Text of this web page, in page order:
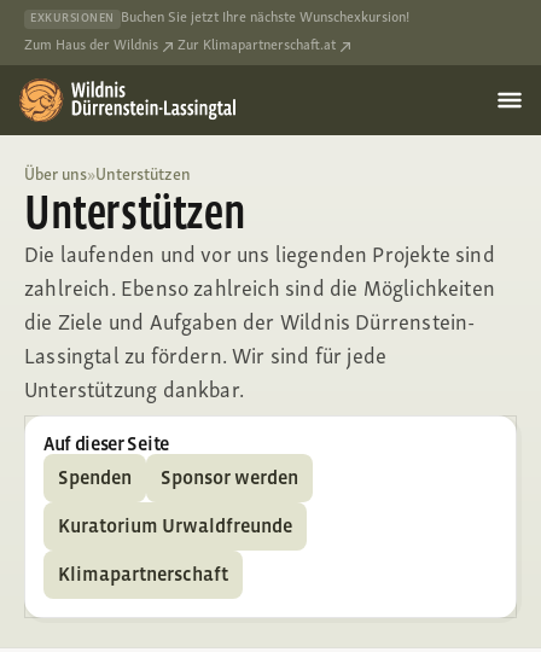
EXKURSIONEN
Buchen Sie jetzt Ihre nächste Wunschexkursion!
Zum Haus der Wildnis
Zur Klimapartnerschaft.at
Über uns»Unterstützen
Unterstützen
Die laufenden und vor uns liegenden Projekte sind
zahlreich. Ebenso zahlreich sind die Möglichkeiten
die Ziele und Aufgaben der Wildnis Dürrenstein-
Lassingtal zu fördern. Wir sind für jede
Unterstützung dankbar.
Auf dieser Seite
Spenden
Sponsor werden
Kuratorium Urwaldfreunde
Klimapartnerschaft